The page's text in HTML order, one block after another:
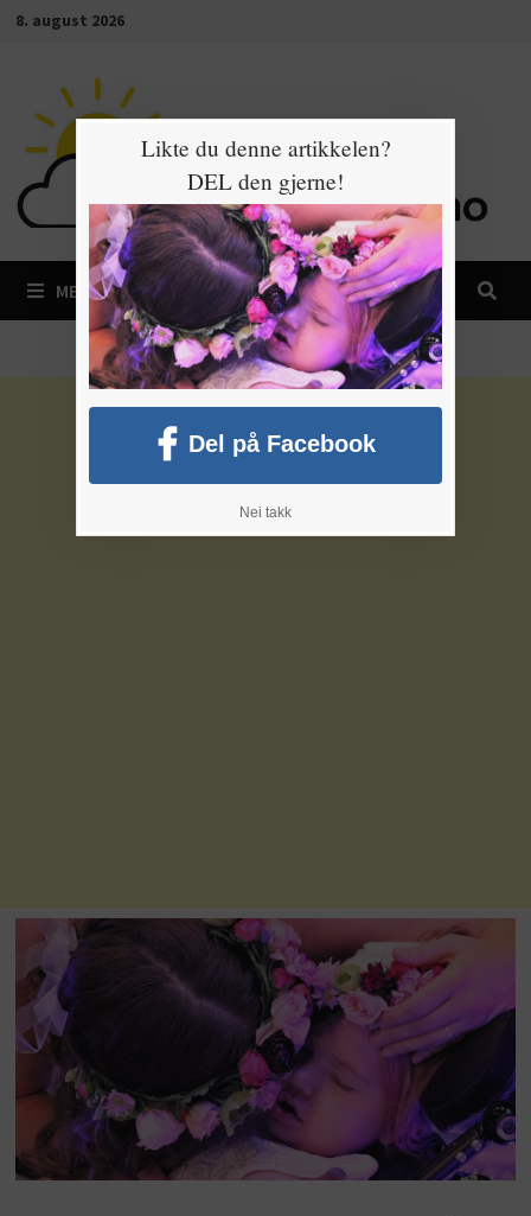
Gå8. august 2026
MENY
Likte du denne artikkelen?
DEL den gjerne!
Del på Facebook
Nei takk